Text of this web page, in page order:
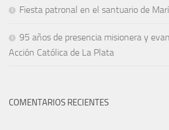
Fiesta patronal en el santuario de
95 años de presencia misionera y
Acción Católica de La Plata
COMENTARIOS RECIENTES